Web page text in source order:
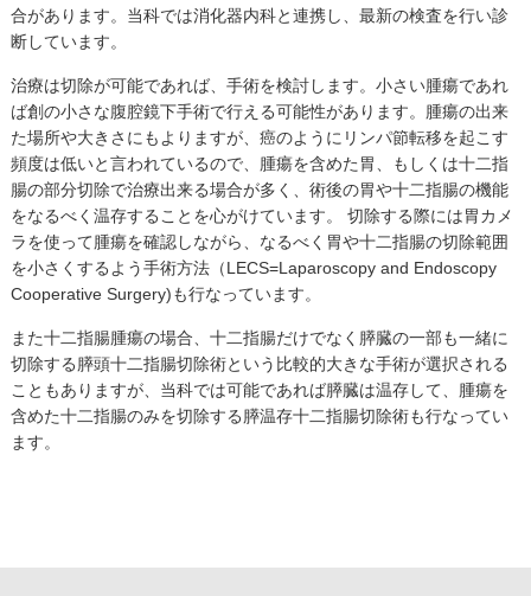
合があります。当科では消化器内科と連携し、最新の検査を行い診
断しています。
治療は切除が可能であれば、手術を検討します。小さい腫瘍であれ
ば創の小さな腹腔鏡下手術で行える可能性があります。腫瘍の出来
た場所や大きさにもよりますが、癌のようにリンパ節転移を起こす
頻度は低いと言われているので、腫瘍を含めた胃、もしくは十二指
腸の部分切除で治療出来る場合が多く、術後の胃や十二指腸の機能
をなるべく温存することを心がけています。 切除する際には胃カメ
ラを使って腫瘍を確認しながら、なるべく胃や十二指腸の切除範囲
を小さくするよう手術方法（LECS=Laparoscopy and Endoscopy
Cooperative Surgery)も行なっています。
また十二指腸腫瘍の場合、十二指腸だけでなく膵臓の一部も一緒に
切除する膵頭十二指腸切除術という比較的大きな手術が選択される
こともありますが、当科では可能であれば膵臓は温存して、腫瘍を
含めた十二指腸のみを切除する膵温存十二指腸切除術も行なってい
ます。